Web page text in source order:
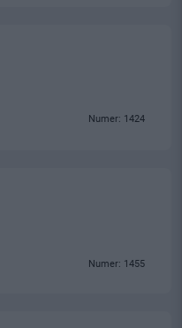
Numer: 1424
Numer: 1455